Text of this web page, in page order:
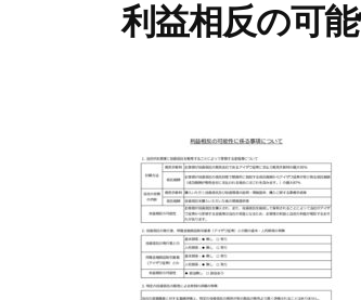
利益相反の可